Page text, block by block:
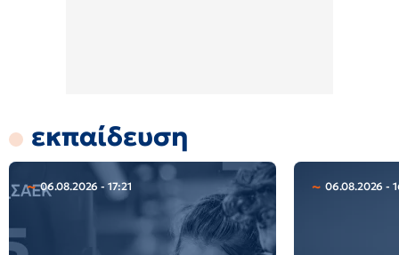
εκπαίδευση
06.08.2026 - 17:21 06.08.2026 -